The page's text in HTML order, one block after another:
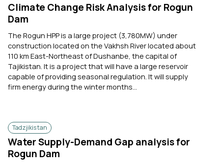
Climate Change Risk Analysis for Rogun
Dam
The Rogun HPP is a large project (3,780MW) under
construction located on the Vakhsh River located about
110 km East-Northeast of Dushanbe, the capital of
Tajikistan. It is a project that will have a large reservoir
capable of providing seasonal regulation. It will supply
firm energy during the winter months...
Tadzjikistan
Water Supply-Demand Gap analysis for
Rogun Dam